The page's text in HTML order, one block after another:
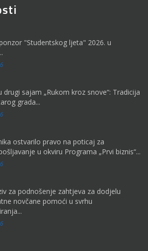
"Studentskog ljeta" 2026. u
drugi sajam „Rukom kroz snove“: Tradicija
grada...
ostvarilo pravo na poticaj za
u okviru Programa „Prvi biznis“...
za podnošenje zahtjeva za dodjelu
novčane pomoći u svrhu